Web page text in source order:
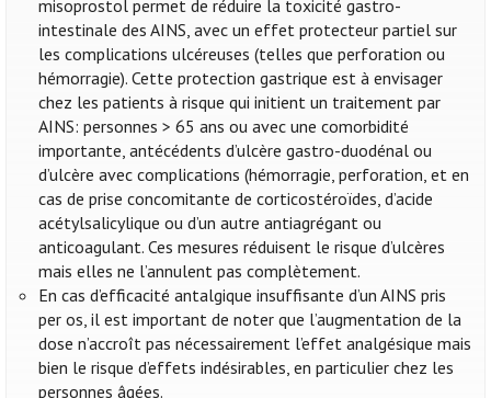
misoprostol permet de réduire la toxicité gastro-
intestinale des AINS, avec un effet protecteur partiel sur
les complications ulcéreuses (telles que perforation ou
hémorragie). Cette protection gastrique est à envisager
chez les patients à risque qui initient un traitement par
AINS: personnes > 65 ans ou avec une comorbidité
importante, antécédents d’ulcère gastro-duodénal ou
d’ulcère avec complications (hémorragie, perforation, et en
cas de prise concomitante de corticostéroïdes, d’acide
acétylsalicylique ou d’un autre antiagrégant ou
anticoagulant. Ces mesures réduisent le risque d’ulcères
mais elles ne l’annulent pas complètement.
En cas d’efficacité antalgique insuffisante d’un AINS pris
per os, il est important de noter que l’augmentation de la
dose n’accroît pas nécessairement l’effet analgésique mais
bien le risque d’effets indésirables, en particulier chez les
personnes âgées.